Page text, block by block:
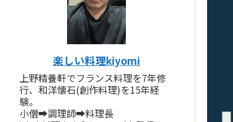
楽しい料理kiyomi
上野精養軒でフランス料理を7年修
行、和洋懐石(創作料理)を15年経
験。
小僧➡️調理師➡️料理長